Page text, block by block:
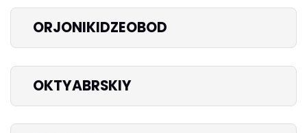
ORJONIKIDZEOBOD
OKTYABRSKIY